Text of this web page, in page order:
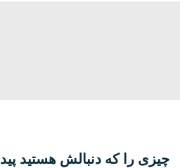
چیزی را که دنبالش هستید پیدا